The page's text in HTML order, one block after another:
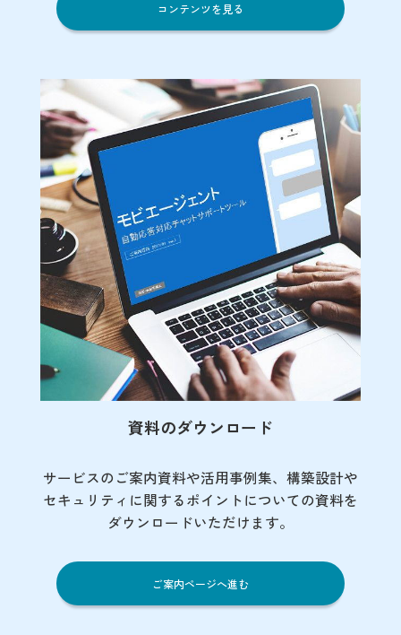
コンテンツを見る
資料のダウンロード
サービスのご案内資料や活用事例集、 構築設計や
セキュリティに関するポイントについての資料を
ダウンロードいただけます。
ご案内ページへ進む